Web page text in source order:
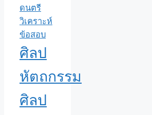
ดนตรี
วิเคราะห์
ข้อสอบ
ศิลป
หัตถกรรม
ศิลป